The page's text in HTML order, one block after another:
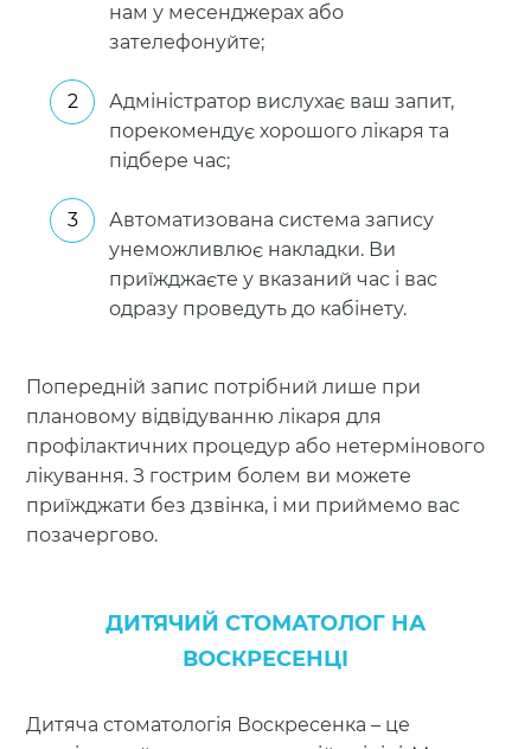
нам у месенджерах або
зателефонуйте;
Адміністратор вислухає ваш запит,
порекомендує хорошого лікаря та
підбере час;
Автоматизована система запису
унеможливлює накладки. Ви
приїжджаєте у вказаний час і вас
одразу проведуть до кабінету.
Попередній запис потрібний лише при
плановому відвідуванню лікаря для
профілактичних процедур або нетермінового
лікування. З гострим болем ви можете
приїжджати без дзвінка, і ми приймемо вас
позачергово.
ДИТЯЧИЙ СТОМАТОЛОГ НА
ВОСКРЕСЕНЦІ
Дитяча стоматологія Воскресенка – це